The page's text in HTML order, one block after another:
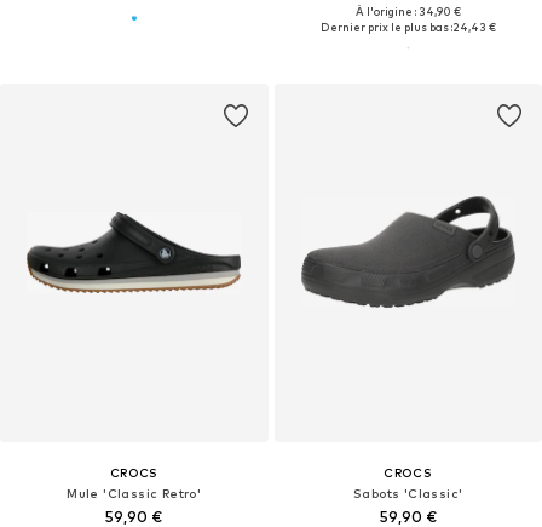
À l'origine : 34,90 €
Dernier prix le plus bas :24,43 €
CROCS
Mule 'Classic Retro'
59,90 €
CROCS
Sabots 'Classic'
59,90 €